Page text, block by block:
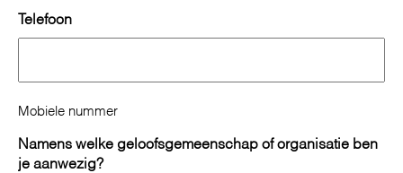
Telefoon
Mobiele nummer
Namens welke geloofsgemeenschap of organisatie ben
je aanwezig?